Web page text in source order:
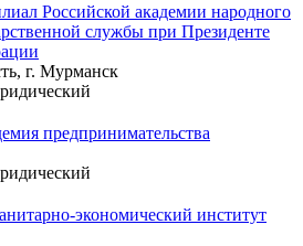
Российской академии народного
службы при Президенте
г. Мурманск
предпринимательства
экономический институт